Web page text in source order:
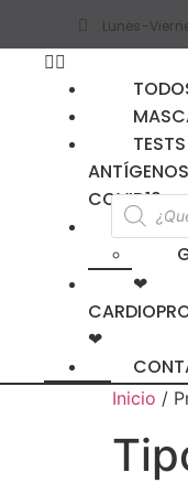
Lunes-
TESTS
ANTÍGENOS
COVID19
EPI’S
❤
❤
Inicio /